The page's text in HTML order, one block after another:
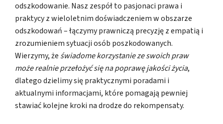
odszkodowanie. Nasz zespół to pasjonaci prawa i
praktycy z wieloletnim doświadczeniem w obszarze
odszkodowań – łączymy prawniczą precyzję z empatią i
zrozumieniem sytuacji osób poszkodowanych.
Wierzymy, że świadome korzystanie ze swoich praw
może realnie przełożyć się na poprawę jakości życia,
dlatego dzielimy się praktycznymi poradami i
aktualnymi informacjami, które pomagają pewniej
stawiać kolejne kroki na drodze do rekompensaty.